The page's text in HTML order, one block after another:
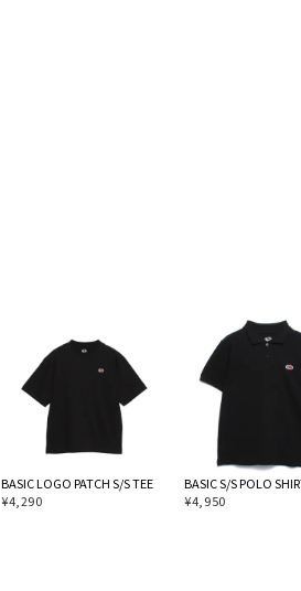
BASIC LOGO PATCH S/S TEE
¥4,290
BASIC S/S POLO
¥4,950